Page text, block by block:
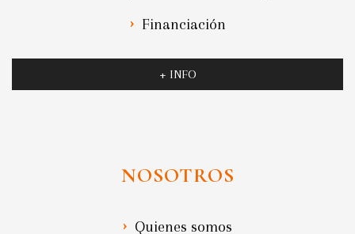
Financiación
+ INFO
NOSOTROS
Quienes somos